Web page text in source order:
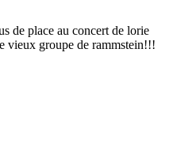
de place au concert de lorie
vieux groupe de rammstein!!!